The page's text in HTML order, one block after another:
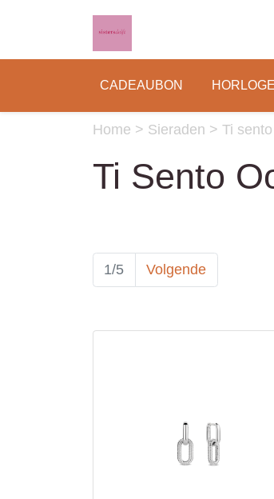
CADEAUBON
Home > Sieraden > Ti sento
Ti Sento
1/5 Volgende